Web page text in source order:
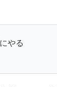
やる